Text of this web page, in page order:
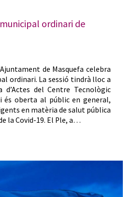
ordinari de
de Masquefa celebra
ordinari. La sessió tindrà lloc a
del Centre Tecnològic
és oberta al públic en general,
en matèria de salut pública
la Covid-19. El Ple, a…